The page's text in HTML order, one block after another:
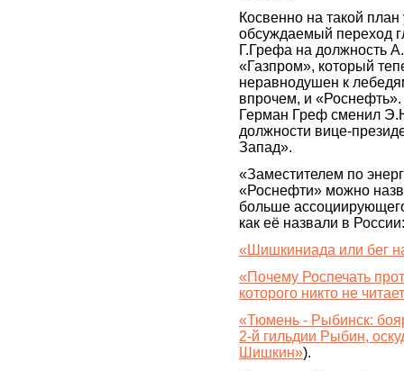
Косвенно на такой план
обсуждаемый переход
Г.Грефа на должность
«Газпром», который
неравнодушен к
впрочем, и
Герман Греф сменил
должности вице-
Запад».
«Заместителем по
«Роснефти» можно
больше
как её назвали в России:
«Шишкиниада или бег
«Почему Роспечать
которого никто не
«Тюмень - Рыбинск:
2-й гильдии Рыбин,
Шишкин»).